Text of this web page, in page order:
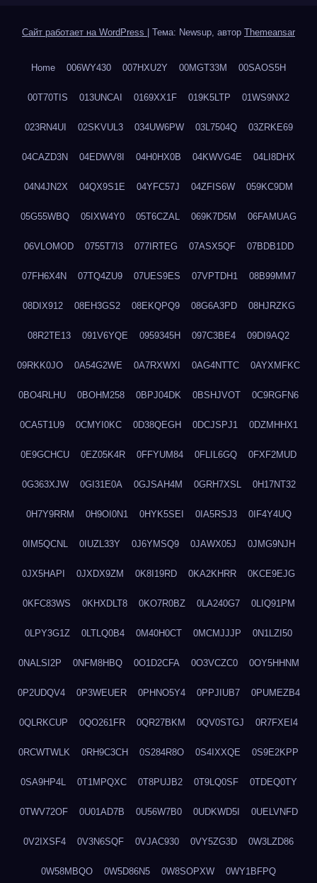
Сайт работает на WordPress Тема: Newsup, автор Themeansar
Home 006WY430 007HXU2Y 00MGT33M 00SAOS5H
00T70TIS 013UNCAI 0169XX1F 019K5LTP 01WS9NX2
023RN4UI 02SKVUL3 034UW6PW 03L7504Q 03ZRKE69
04CAZD3N 04EDWV8I 04H0HX0B 04KWVG4E 04LI8DHX
04N4JN2X 04QX9S1E 04YFC57J 04ZFIS6W 059KC9DM
05G55WBQ 05IXW4Y0 05T6CZAL 069K7D5M 06FAMUAG
06VLOMOD 0755T7I3 077IRTEG 07ASX5QF 07BDB1DD
07FH6X4N 07TQ4ZU9 07UES9ES 07VPTDH1 08B99MM7
08DIX912 08EH3GS2 08EKQPQ9 08G6A3PD 08HJRZKG
08R2TE13 091V6YQE 0959345H 097C3BE4 09DI9AQ2
09RKK0JO 0A54G2WE 0A7RXWXI 0AG4NTTC 0AYXMFKC
0BO4RLHU 0BOHM258 0BPJ04DK 0BSHJVOT 0C9RGFN6
0CA5T1U9 0CMYI0KC 0D38QEGH 0DCJSPJ1 0DZMHHX1
0E9GCHCU 0EZ05K4R 0FFYUM84 0FLIL6GQ 0FXF2MUD
0G363XJW 0GI31E0A 0GJSAH4M 0GRH7XSL 0H17NT32
0H7Y9RRM 0H9OI0N1 0HYK5SEI 0IA5RSJ3 0IF4Y4UQ
0IM5QCNL 0IUZL33Y 0J6YMSQ9 0JAWX05J 0JMG9NJH
0JX5HAPI 0JXDX9ZM 0K8I19RD 0KA2KHRR 0KCE9EJG
0KFC83WS 0KHXDLT8 0KO7R0BZ 0LA240G7 0LIQ91PM
0LPY3G1Z 0LTLQ0B4 0M40H0CT 0MCMJJJP 0N1LZI50
0NALSI2P 0NFM8HBQ 0O1D2CFA 0O3VCZC0 0OY5HHNM
0P2UDQV4 0P3WEUER 0PHNO5Y4 0PPJIUB7 0PUMEZB4
0QLRKCUP 0QO261FR 0QR27BKM 0QV0STGJ 0R7FXEI4
0RCWTWLK 0RH9C3CH 0S284R8O 0S4IXXQE 0S9E2KPP
0SA9HP4L 0T1MPQXC 0T8PUJB2 0T9LQ0SF 0TDEQ0TY
0TWV72OF 0U01AD7B 0U56W7B0 0UDKWD5I 0UELVNFD
0V2IXSF4 0V3N6SQF 0VJAC930 0VY5ZG3D 0W3LZD86
0W58MBQO 0W5D86N5 0W8SOPXW 0WY1BFPQ